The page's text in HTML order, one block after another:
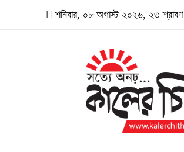
শনিবার, ০৮ অগাস্ট ২০২৬, ২৩ শ্রাবণ